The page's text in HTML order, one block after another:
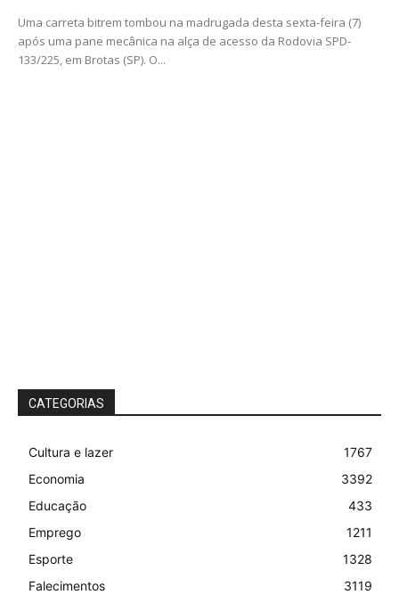
Uma carreta bitrem tombou na madrugada desta sexta-feira (7)
após uma pane mecânica na alça de acesso da Rodovia SPD-
133/225, em Brotas (SP). O...
CATEGORIAS
Cultura e lazer
1767
Economia
3392
Educação
433
Emprego
1211
Esporte
1328
Falecimentos
3119